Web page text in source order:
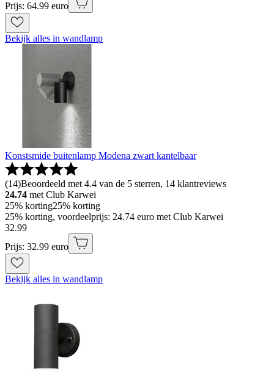
Prijs: 64.99 euro
Bekijk alles in wandlamp
Konstsmide buitenlamp Modena zwart kantelbaar
(14)Beoordeeld met 4.4 van de 5 sterren, 14 klantreviews
24.74 met Club Karwei
25% korting25% korting
25% korting, voordeelprijs: 24.74 euro met Club Karwei
32.99
Prijs: 32.99 euro
Bekijk alles in wandlamp